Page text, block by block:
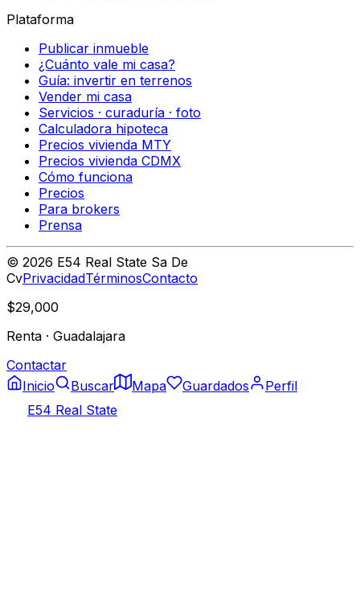
Plataforma
Publicar inmueble
¿Cuánto vale mi casa?
Guía: invertir en terrenos
Vender mi casa
Servicios · curaduría · foto
Calculadora hipoteca
Precios vivienda MTY
Precios vivienda CDMX
Cómo funciona
Precios
Para brokers
Prensa
© 2026 E54 Real State Sa De
CvPrivacidadTérminosContacto
$29,000
Renta · Guadalajara
Contactar
Inicio
Buscar Mapa Guardados
Perfil
E54 Real State